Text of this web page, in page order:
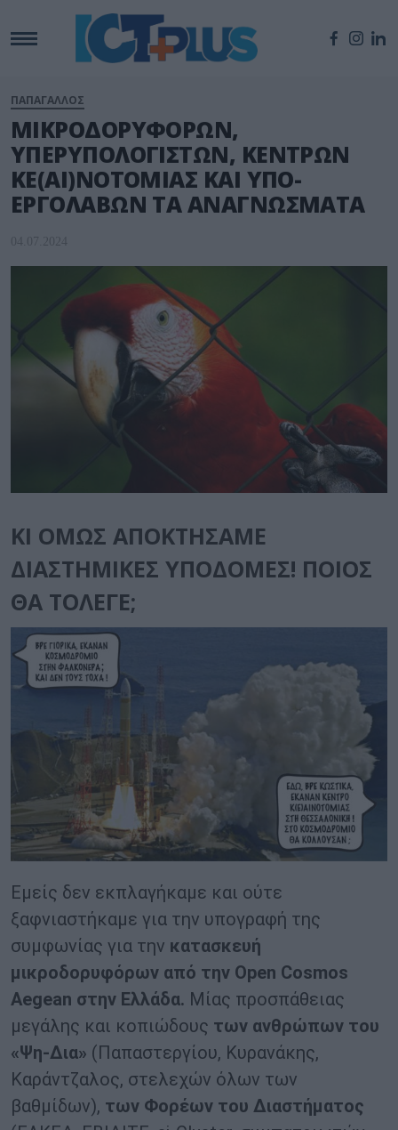
ΠΑΠΑΓΑΛΛΟΣ
ΜΙΚΡΟΔΟΡΥΦΟΡΩΝ,
ΥΠΕΡΥΠΟΛΟΓΙΣΤΩΝ, ΚΕΝΤΡΩΝ
ΚΕ(ΑΙ)ΝΟΤΟΜΙΑΣ ΚΑΙ ΥΠΟ-
ΕΡΓΟΛΑΒΩΝ ΤΑ ΑΝΑΓΝΩΣΜΑΤΑ
04.07.2024
ΚΙ ΟΜΩΣ ΑΠΟΚΤΗΣΑΜΕ
ΔΙΑΣΤΗΜΙΚΕΣ ΥΠΟΔΟΜΕΣ! ΠΟΙΟΣ
ΘΑ ΤΟΛΕΓΕ;
Εμείς δεν εκπλαγήκαμε και ούτε
ξαφνιαστήκαμε για την υπογραφή της
συμφωνίας για την κατασκευή
μικροδορυφόρων από την Open Cosmos
Aegean στην Ελλάδα. Μίας προσπάθειας
μεγάλης και κοπιώδους των ανθρώπων του
«Ψη-Δια» (Παπαστεργίου, Κυρανάκης,
Καράντζαλος, στελεχών όλων των
βαθμίδων), των Φορέων του Διαστήματος